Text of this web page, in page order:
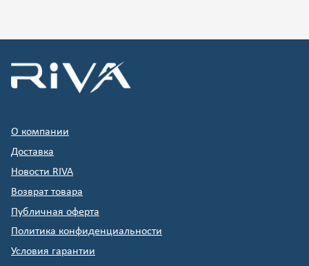
О компании
Доставка
Новости RIVA
Возврат товара
Публичная оферта
Политика конфиденциальности
Условия гарантии